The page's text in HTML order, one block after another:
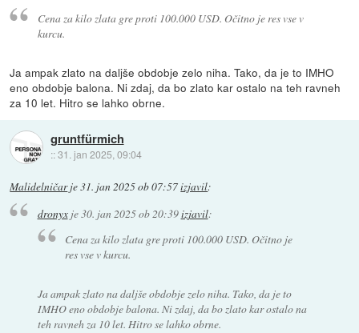
Cena za kilo zlata gre proti 100.000 USD. Očitno je res vse v
kurcu.
Ja ampak zlato na daljše obdobje zelo niha. Tako, da je to IMHO
eno obdobje balona. Ni zdaj, da bo zlato kar ostalo na teh ravneh
za 10 let. Hitro se lahko obrne.
gruntfürmich
::31. jan 2025, 09:04
Malidelničarje31. jan 2025 ob 07:57izjavil:
dronyxje30. jan 2025 ob 20:39izjavil:
Cena za kilo zlata gre proti 100.000 USD. Očitno je
res vse v kurcu.
Ja ampak zlato na daljše obdobje zelo niha. Tako, da je to
IMHO eno obdobje balona. Ni zdaj, da bo zlato kar ostalo na
teh ravneh za 10 let. Hitro se lahko obrne.